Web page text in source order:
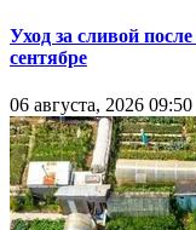
Уход за сливой
сентябре
06 августа, 2026 09:50